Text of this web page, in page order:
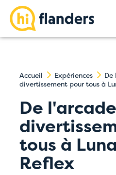
Accueil Expériences
De
divertissement pour tous à
De
tous à
Reflex